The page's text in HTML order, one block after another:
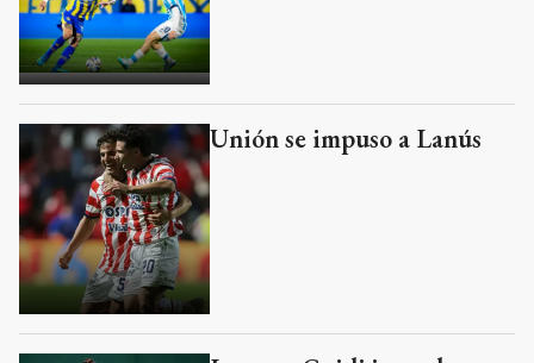
Unión se impuso a Lanús